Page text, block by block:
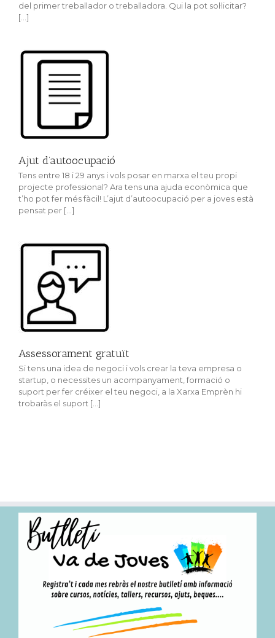
del primer treballador o treballadora. Qui la pot sol·licitar?
[...]
Ajut d’autoocupació
Tens entre 18 i 29 anys i vols posar en marxa el teu propi
projecte professional? Ara tens una ajuda econòmica que
t’ho pot fer més fàcil! L’ajut d’autoocupació per a joves està
pensat per [...]
Assessorament gratuït
Si tens una idea de negoci i vols crear la teva empresa o
startup, o necessites un acompanyament, formació o
suport per fer créixer el teu negoci, a la Xarxa Emprèn hi
trobaràs el suport [...]